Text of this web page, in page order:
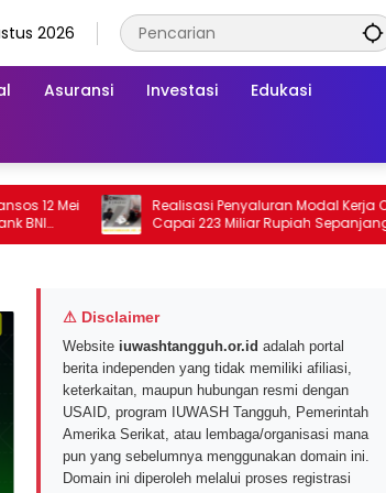
2026
Asuransi Investasi Edukasi
Mei
Realisasi Penyaluran Modal Kerja CNAF
Capai 223 Miliar Rupiah Sepanjang Maret
2026 Ini
⚠ Disclaimer
Website iuwashtangguh.or.id adalah portal
berita independen yang tidak memiliki afiliasi,
keterkaitan, maupun hubungan resmi dengan
USAID, program IUWASH Tangguh, Pemerintah
Amerika Serikat, atau lembaga/organisasi mana
pun yang sebelumnya menggunakan domain ini.
Domain ini diperoleh melalui proses registrasi